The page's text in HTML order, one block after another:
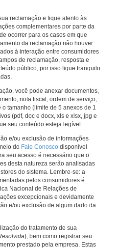
reclamação e fique atento às
complementares por parte da
ocorrer para os casos em que
da reclamação não houver
à interação entre consumidores
de reclamação, resposta e
público, por isso fique tranquilo
você pode anexar documentos,
nota fiscal, ordem de serviço,
tamanho (limite de 5 anexos de 1
(pdf, doc e docx, xls e xlsx, jpg e
seu conteúdo esteja legível.
e/ou exclusão de informações
do Fale Conosco disponível
seu acesso é necessário que o
desta natureza serão analisadas
do sistema. Lembre-se: a
pelos consumidores é
Nacional de Relações de
excepcionais e devidamente
e/ou exclusão de algum dado da
do tratamento de sua
), bem como registrar seu
prestado pela empresa. Estas